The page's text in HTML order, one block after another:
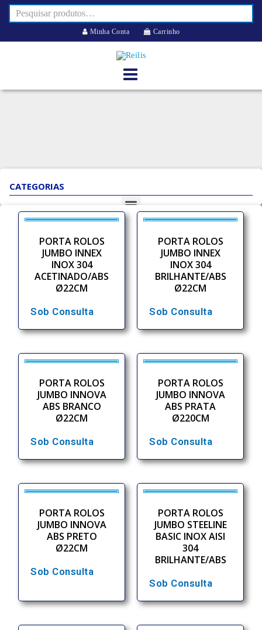
Minha Conta Carrinho
CATEGORIAS
PORTA ROLOS
JUMBO INNEX
INOX 304
ACETINADO/ABS
Ø22CM
Sob Consulta
PORTA ROLOS
JUMBO INNEX
INOX 304
BRILHANTE/ABS
Ø22CM
Sob Consulta
PORTA ROLOS
JUMBO INNOVA
ABS BRANCO
Ø22CM
Sob Consulta
PORTA ROLOS
JUMBO INNOVA
ABS PRATA
Ø220CM
Sob Consulta
PORTA ROLOS
JUMBO INNOVA
ABS PRETO
Ø22CM
Sob Consulta
PORTA ROLOS
JUMBO STEELINE
BASIC INOX AISI
304
BRILHANTE/ABS
Sob Consulta